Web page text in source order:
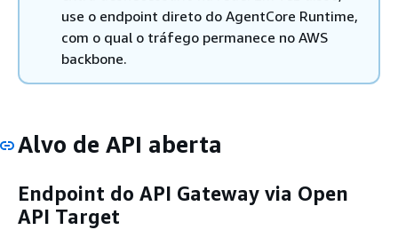
use o endpoint direto do AgentCore Runtime,
com o qual o tráfego permanece no AWS
backbone.
Alvo de API aberta
Endpoint do API Gateway via Open
API Target